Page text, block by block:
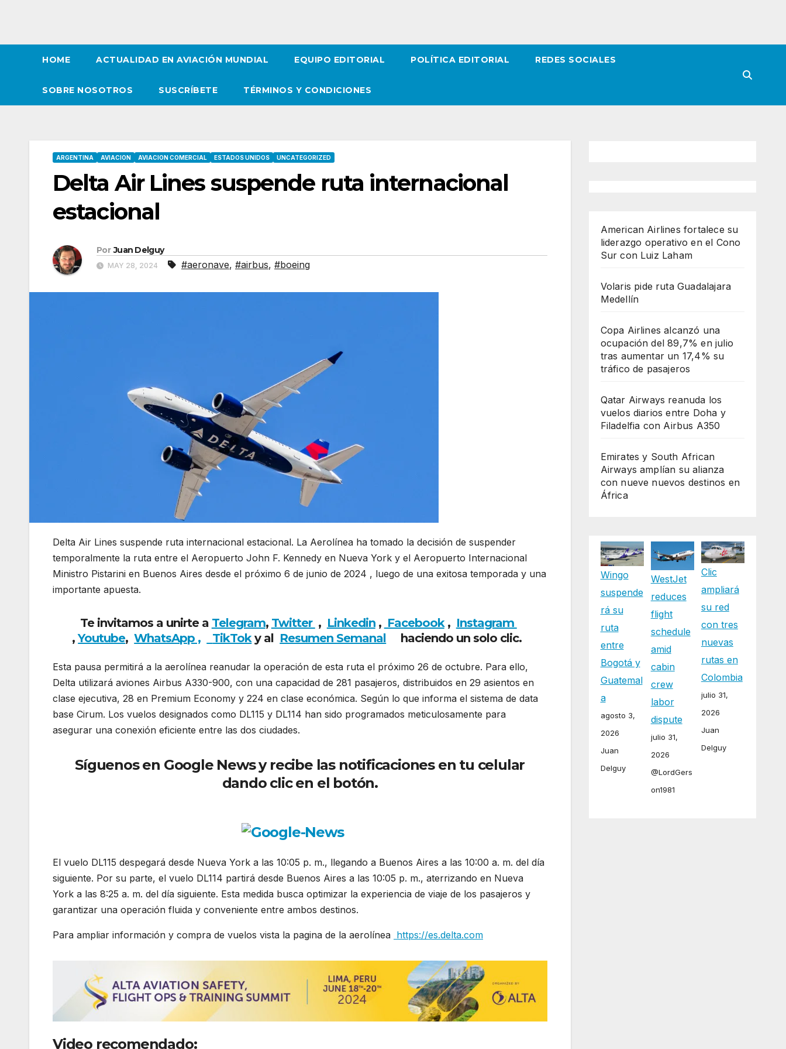
HOME ACTUALIDAD EN AVIACIÓN MUNDIAL EQUIPO EDITORIAL POLÍTICA EDITORIAL REDES SOCIALES
SOBRE NOSOTROS SUSCRÍBETE TÉRMINOS Y CONDICIONES
ARGENTINA AVIACION AVIACION COMERCIAL ESTADOS UNIDOS UNCATEGORIZED
Delta Air Lines suspende ruta internacional
estacional
Por Juan Delguy
MAY 28, 2024 #aeronave, #airbus, #boeing
Delta Air Lines suspende ruta internacional estacional. La Aerolínea ha tomado la decisión de suspender
temporalmente la ruta entre el Aeropuerto John F. Kennedy en Nueva York y el Aeropuerto Internacional
Ministro Pistarini en Buenos Aires desde el próximo 6 de junio de 2024 , luego de una exitosa temporada y una
importante apuesta.
Te invitamos a unirte a Telegram, Twitter , Linkedin, Facebook, Instagram
,Youtube,WhatsApp , TikToky al Resumen Semanal haciendo un solo clic.
Esta pausa permitirá a la aerolínea reanudar la operación de esta ruta el próximo 26 de octubre. Para ello,
Delta utilizará aviones Airbus A330-900, con una capacidad de 281 pasajeros, distribuidos en 29 asientos en
clase ejecutiva, 28 en Premium Economy y 224 en clase económica. Según lo que informa el sistema de data
base Cirum. Los vuelos designados como DL115 y DL114 han sido programados meticulosamente para
asegurar una conexión eficiente entre las dos ciudades.
Síguenos en Google News y recibe las notificaciones en tu celular
dando clic en el botón.
El vuelo DL115 despegará desde Nueva York a las 10:05 p. m., llegando a Buenos Aires a las 10:00 a. m. del día
siguiente. Por su parte, el vuelo DL114 partirá desde Buenos Aires a las 10:05 p. m., aterrizando en Nueva
York a las 8:25 a. m. del día siguiente. Esta medida busca optimizar la experiencia de viaje de los pasajeros y
garantizar una operación fluida y conveniente entre ambos destinos.
Para ampliar información y compra de vuelos vista la pagina de la aerolínea https://es.delta.com
Video recomendado:
American Airlines fortalece su
liderazgo operativo en el Cono
Sur con Luiz Laham
Volaris pide ruta Guadalajara
Medellín
Copa Airlines alcanzó una
ocupación del 89,7% en julio
tras aumentar un 17,4% su
tráfico de pasajeros
Qatar Airways reanuda los
vuelos diarios entre Doha y
Filadelfia con Airbus A350
Emirates y South African
Airways amplían su alianza
con nueve nuevos destinos en
África
Wingo
suspende
rá su
ruta
entre
Bogotá y
Guatemal
a
agosto 3,
2026
Juan
Delguy
WestJet
reduces
flight
schedule
amid
cabin
crew
labor
dispute
julio 31,
2026
@LordGers
on1981
Clic
ampliará
su red
con tres
nuevas
rutas en
Colombia
julio 31,
2026
Juan
Delguy